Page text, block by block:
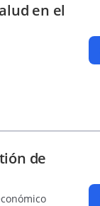
en el
de